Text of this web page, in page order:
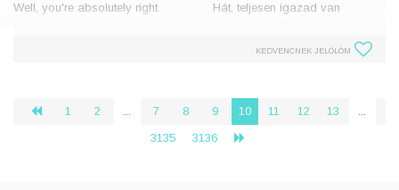
Well, you're absolutely right
Hát, teljesen igazad van
lehetne rosszabb
És sose h�
KEDVENCNEK JELÖLÖM
‹ 1 2 ... 7 8 9 10 11 12 13
...
3135
3136